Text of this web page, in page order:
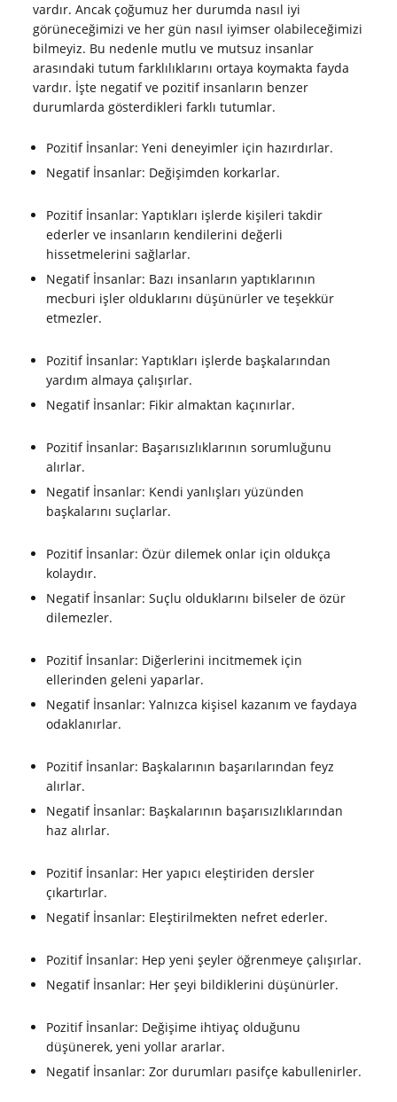
vardır. Ancak çoğumuz her durumda nasıl iyi
görüneceğimizi ve her gün nasıl iyimser olabileceğimizi
bilmeyiz. Bu nedenle mutlu ve mutsuz insanlar
arasındaki tutum farklılıklarını ortaya koymakta fayda
vardır. İşte negatif ve pozitif insanların benzer
durumlarda gösterdikleri farklı tutumlar.
Pozitif İnsanlar: Yeni deneyimler için hazırdırlar.
Negatif İnsanlar: Değişimden korkarlar.
Pozitif İnsanlar: Yaptıkları işlerde kişileri takdir
ederler ve insanların kendilerini değerli
hissetmelerini sağlarlar.
Negatif İnsanlar: Bazı insanların yaptıklarının
mecburi işler olduklarını düşünürler ve teşekkür
etmezler.
Pozitif İnsanlar: Yaptıkları işlerde başkalarından
yardım almaya çalışırlar.
Negatif İnsanlar: Fikir almaktan kaçınırlar.
Pozitif İnsanlar: Başarısızlıklarının sorumluğunu
alırlar.
Negatif İnsanlar: Kendi yanlışları yüzünden
başkalarını suçlarlar.
Pozitif İnsanlar: Özür dilemek onlar için oldukça
kolaydır.
Negatif İnsanlar: Suçlu olduklarını bilseler de özür
dilemezler.
Pozitif İnsanlar: Diğerlerini incitmemek için
ellerinden geleni yaparlar.
Negatif İnsanlar: Yalnızca kişisel kazanım ve faydaya
odaklanırlar.
Pozitif İnsanlar: Başkalarının başarılarından feyz
alırlar.
Negatif İnsanlar: Başkalarının başarısızlıklarından
haz alırlar.
Pozitif İnsanlar: Her yapıcı eleştiriden dersler
çıkartırlar.
Negatif İnsanlar: Eleştirilmekten nefret ederler.
Pozitif İnsanlar: Hep yeni şeyler öğrenmeye çalışırlar.
Negatif İnsanlar: Her şeyi bildiklerini düşünürler.
Pozitif İnsanlar: Değişime ihtiyaç olduğunu
düşünerek, yeni yollar ararlar.
Negatif İnsanlar: Zor durumları pasifçe kabullenirler.